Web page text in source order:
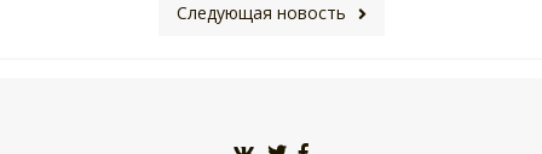
Следующая новость